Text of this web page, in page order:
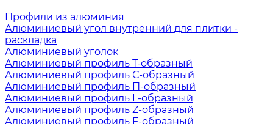
Профили из алюминия
Алюминиевый угол внутренний для плитки -
раскладка
Алюминиевый уголок
Алюминиевый профиль Т-образный
Алюминиевый профиль С-образный
Алюминиевый профиль П-образный
Алюминиевый профиль L-образный
Алюминиевый профиль Z-образный
Алюминиевый профиль F-образный